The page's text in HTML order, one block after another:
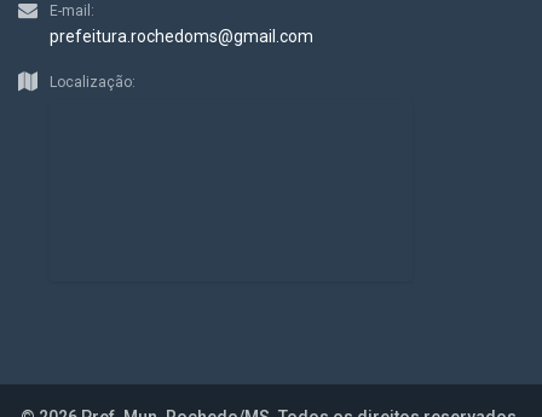
E-mail:
prefeitura.rochedoms@gmail.com
Localização: